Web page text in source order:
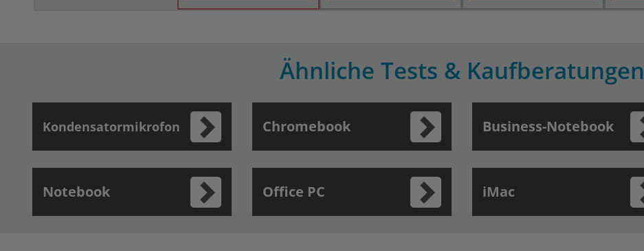
Ähnliche Tests & Kaufberatungen
Kondensatormikrofon Chromebook Business-Notebook
Notebook Office PC iMac